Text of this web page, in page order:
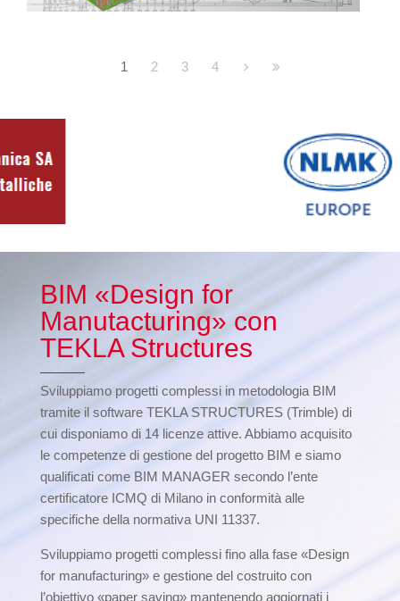
1 2 3 4
BIM «Design for
Manutacturing» con
TEKLA Structures
Sviluppiamo progetti complessi in metodologia BIM
tramite il software TEKLA STRUCTURES (Trimble) di
cui disponiamo di 14 licenze attive. Abbiamo acquisito
le competenze di gestione del progetto BIM e siamo
qualificati come BIM MANAGER secondo l’ente
certificatore ICMQ di Milano in conformità alle
specifiche della normativa UNI 11337.
Sviluppiamo progetti complessi fino alla fase «Design
for manufacturing» e gestione del costruito con
l’obiettivo «paper saving» mantenendo aggiornati i